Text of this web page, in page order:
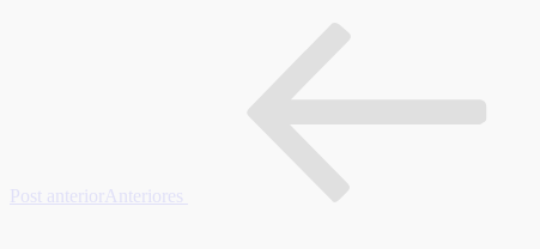
Post anterior Anteriores